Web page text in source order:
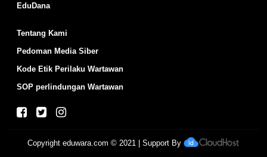
EduDana
Tentang Kami
Pedoman Media Siber
Kode Etik Perilaku Wartawan
SOP perlindungan Wartawan
Copyrighteduwara.com © 2021 | Support By